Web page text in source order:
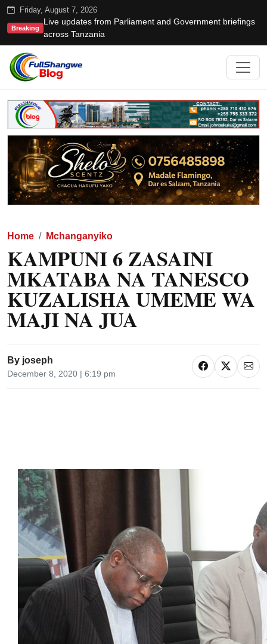
Friday, August 7, 2026
Breaking
Live updates from Parliament and Government briefings
across Tanzania
Home Mchanganyiko
KAMPUNI 6 ZASAINI
MKATABA NA TANESCO
KUZALISHA UMEME WA
MAJI NA JUA
By joseph
December 8, 2020 | 6:19 pm